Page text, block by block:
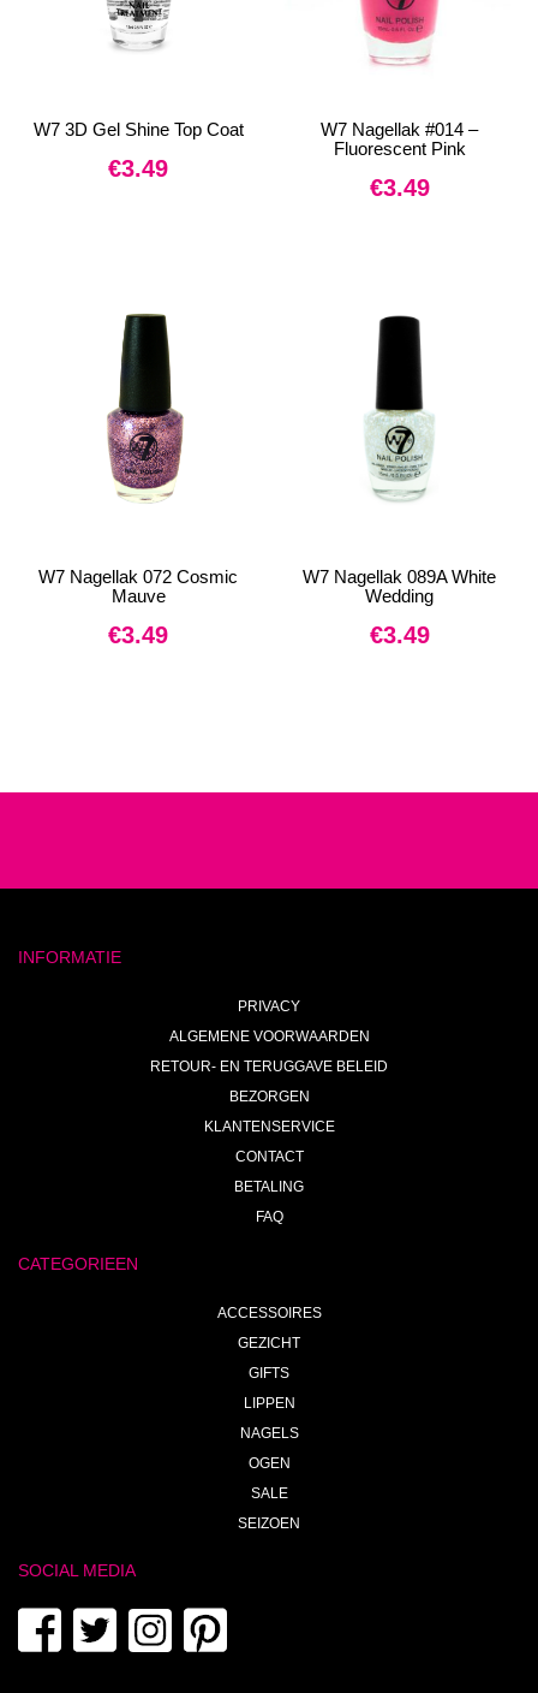
W7 3D Gel Shine Top Coat
€3.49
W7 Nagellak #014 –
Fluorescent Pink
€3.49
W7 Nagellak 072 Cosmic
Mauve
€3.49
W7 Nagellak 089A White
Wedding
€3.49
INFORMATIE
PRIVACY
ALGEMENE VOORWAARDEN
RETOUR- EN TERUGGAVE BELEID
BEZORGEN
KLANTENSERVICE
CONTACT
BETALING
FAQ
CATEGORIEEN
ACCESSOIRES
GEZICHT
GIFTS
LIPPEN
NAGELS
OGEN
SALE
SEIZOEN
SOCIAL MEDIA